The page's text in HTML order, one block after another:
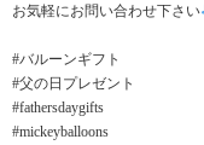
お気軽にお問い合わせ下さい
#バルーンギフト
#父の日プレゼント
#fathersdaygifts
#mickeyballoons